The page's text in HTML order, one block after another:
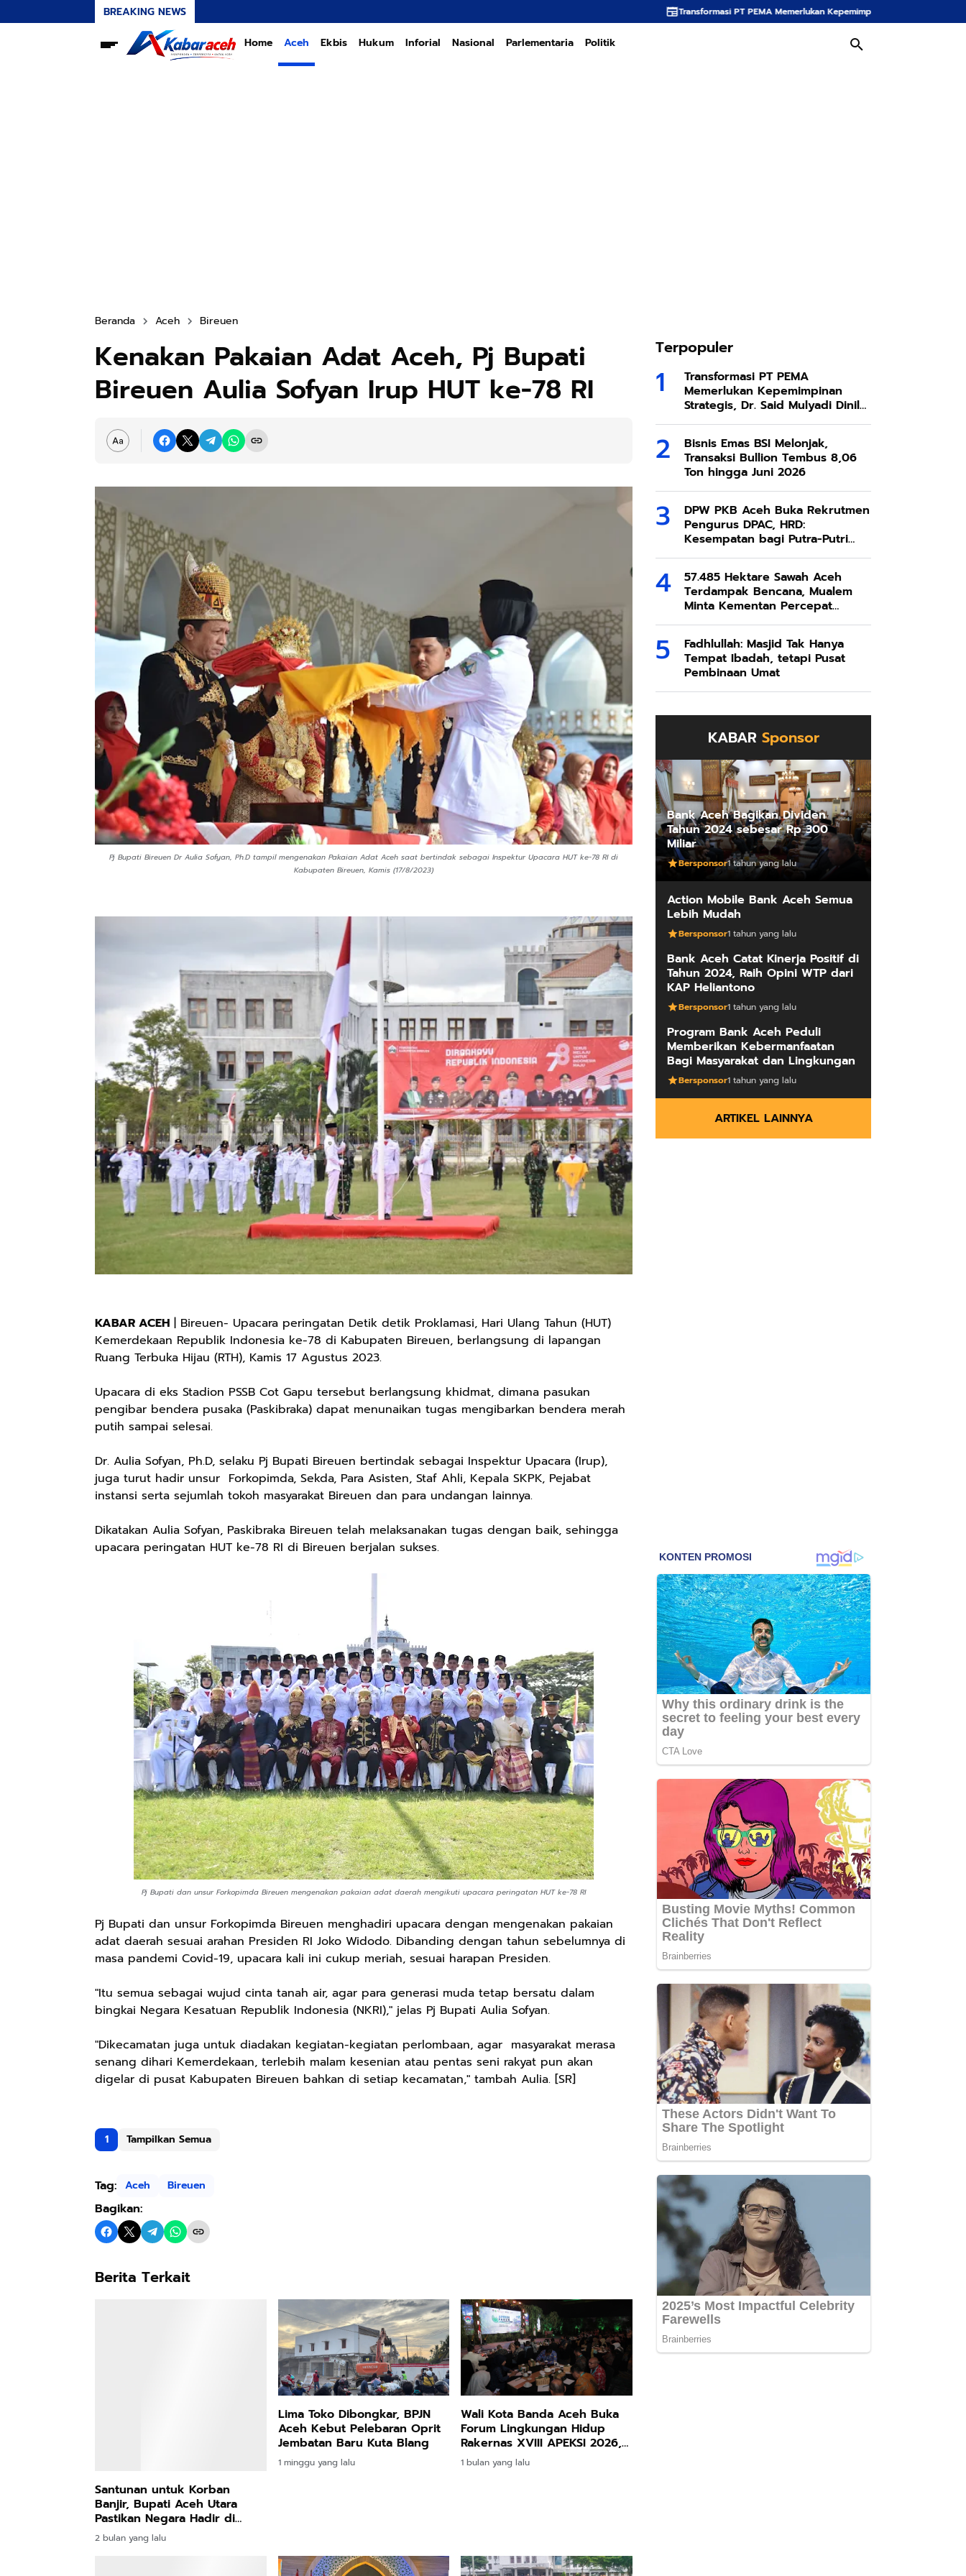
BREAKING NEWS Transformasi PT PEMA Memerlukan Kepemimpinan Strategis, Dr. Said Mulyadi Dinilai
Home Aceh Ekbis Hukum Inforial Nasional Parlementaria Politik
Beranda Aceh Bireuen
Kenakan Pakaian Adat Aceh, Pj Bupati
Bireuen Aulia Sofyan Irup HUT ke-78 RI
Pj Bupati Bireuen Dr Aulia Sofyan, Ph.D tampil mengenakan Pakaian Adat Aceh saat bertindak sebagai Inspektur Upacara HUT ke-78 RI di
Kabupaten Bireuen, Kamis (17/8/2023)
KABAR ACEH | Bireuen- Upacara peringatan Detik detik Proklamasi, Hari Ulang Tahun (HUT)
Kemerdekaan Republik Indonesia ke-78 di Kabupaten Bireuen, berlangsung di lapangan
Ruang Terbuka Hijau (RTH), Kamis 17 Agustus 2023.
Upacara di eks Stadion PSSB Cot Gapu tersebut berlangsung khidmat, dimana pasukan
pengibar bendera pusaka (Paskibraka) dapat menunaikan tugas mengibarkan bendera merah
putih sampai selesai.
Dr. Aulia Sofyan, Ph.D, selaku Pj Bupati Bireuen bertindak sebagai Inspektur Upacara (Irup),
juga turut hadir unsur Forkopimda, Sekda, Para Asisten, Staf Ahli, Kepala SKPK, Pejabat
instansi serta sejumlah tokoh masyarakat Bireuen dan para undangan lainnya.
Dikatakan Aulia Sofyan, Paskibraka Bireuen telah melaksanakan tugas dengan baik, sehingga
upacara peringatan HUT ke-78 RI di Bireuen berjalan sukses.
Pj Bupati dan unsur Forkopimda Bireuen mengenakan pakaian adat daerah mengikuti upacara peringatan HUT ke-78 RI
Pj Bupati dan unsur Forkopimda Bireuen menghadiri upacara dengan mengenakan pakaian
adat daerah sesuai arahan Presiden RI Joko Widodo. Dibanding dengan tahun sebelumnya di
masa pandemi Covid-19, upacara kali ini cukup meriah, sesuai harapan Presiden.
"Itu semua sebagai wujud cinta tanah air, agar para generasi muda tetap bersatu dalam
bingkai Negara Kesatuan Republik Indonesia (NKRI)," jelas Pj Bupati Aulia Sofyan.
"Dikecamatan juga untuk diadakan kegiatan-kegiatan perlombaan, agar masyarakat merasa
senang dihari Kemerdekaan, terlebih malam kesenian atau pentas seni rakyat pun akan
digelar di pusat Kabupaten Bireuen bahkan di setiap kecamatan," tambah Aulia. [SR]
1 Tampilkan Semua
Tag: Aceh Bireuen
Bagikan:
Berita Terkait
Lima Toko Dibongkar, BPJN
Aceh Kebut Pelebaran Oprit
Jembatan Baru Kuta Blang
1 minggu yang lalu
Wali Kota Banda Aceh Buka
Forum Lingkungan Hidup
Rakernas XVIII APEKSI 2026,
Bahas Aksi Nyata Hadapi
Perubahan Iklim
1 bulan yang lalu
Terpopuler
Transformasi PT PEMA
Memerlukan Kepemimpinan
Strategis, Dr. Said Mulyadi Dinilai
Memenuhi Kriteria
Bisnis Emas BSI Melonjak,
Transaksi Bullion Tembus 8,06
Ton hingga Juni 2026
DPW PKB Aceh Buka Rekrutmen
Pengurus DPAC, HRD:
Kesempatan bagi Putra-Putri
Terbaik Aceh
57.485 Hektare Sawah Aceh
Terdampak Bencana, Mualem
Minta Kementan Percepat
Pemulihan
Fadhlullah: Masjid Tak Hanya
Tempat Ibadah, tetapi Pusat
Pembinaan Umat
KABAR Sponsor
Bank Aceh Bagikan Dividen
Tahun 2024 sebesar Rp 300
Miliar
Bersponsor1 tahun yang lalu
Action Mobile Bank Aceh Semua
Lebih Mudah
Bersponsor1 tahun yang lalu
Bank Aceh Catat Kinerja Positif di
Tahun 2024, Raih Opini WTP dari
KAP Heliantono
Bersponsor1 tahun yang lalu
Program Bank Aceh Peduli
Memberikan Kebermanfaatan
Bagi Masyarakat dan Lingkungan
Bersponsor1 tahun yang lalu
ARTIKEL LAINNYA